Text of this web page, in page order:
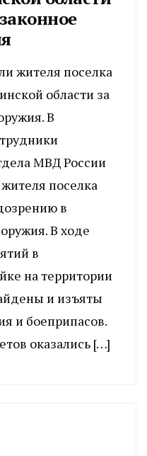
жителя поселка
области за
В
МВД России
поселка
в
В ходе
в
на территории
и изъяты
и боеприпасов.
оказались […]